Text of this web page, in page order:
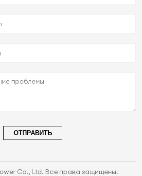
ОТПРАВИТЬ
Co., Ltd. Все права защищены.